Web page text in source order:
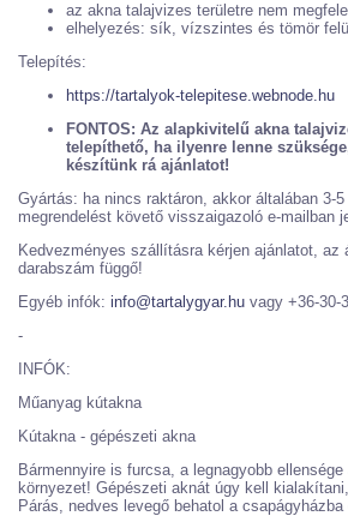
az akna talajvizes területre nem
elhelyezés: sík, vízszintes és tömör
Telepítés:
https://tartalyok-telepitese.webnode.hu
FONTOS: Az alapkivitelű akna
telepíthető, ha ilyenre lenne
készítünk rá ajánlatot!
Gyártás: ha nincs raktáron, akkor általában 3-
megrendelést követő visszaigazoló e-mailban
Kedvezményes szállításra kérjen ajánlatot, az
darabszám függő!
Egyéb infók: info@tartalygyar.hu vagy +36-30-
-
INFÓK:
Műanyag kútakna
Kútakna - gépészeti akna
Bármennyire is furcsa, a legnagyobb
környezet! Gépészeti aknát úgy kell
Párás, nedves levegő behatol a